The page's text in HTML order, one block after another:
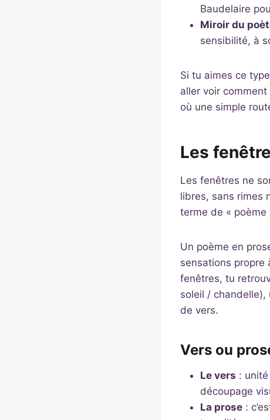
Baudelaire
Miroir du
sensibilité, à
Si tu aimes ce
aller voir comment
où une simple
Les
Les fenêtres ne
libres, sans rimes
terme de « poème
Un poème en
sensations propre
fenêtres, tu
soleil / chandelle),
de vers.
Vers ou
Le vers :
découpage
La prose :